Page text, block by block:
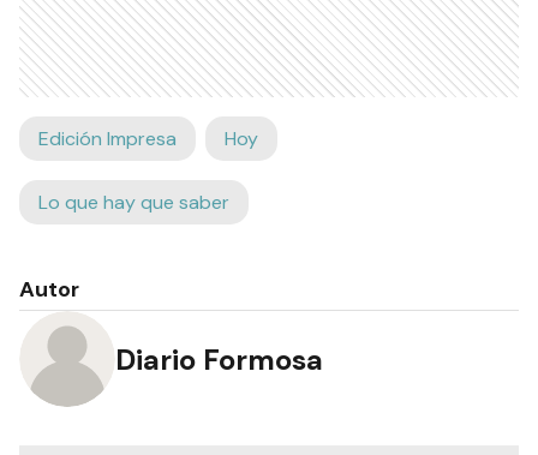
Edición Impresa Hoy
Lo que hay que saber
Autor
Diario Formosa